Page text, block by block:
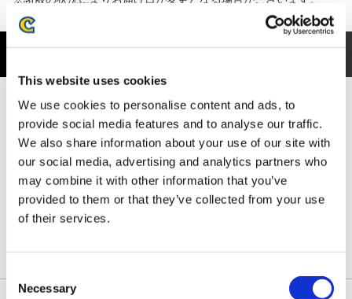
This website uses cookies
We use cookies to personalise content and ads, to
provide social media features and to analyse our traffic.
We also share information about your use of our site with
our social media, advertising and analytics partners who
may combine it with other information that you’ve
provided to them or that they’ve collected from your use
of their services.
Selection
Necessary
フロントには、モンスターからお肉を抱えて逃げるアイルーたち
の姿を、かわいらしくユーモラスにデザイン。
思わずクスッとするような、ハンターの世界の日常を切り取った
ワンシーンが魅力です。
さらに背ネック下には、ハンターの拠点となる簡易キャンプをさ
りげなく配置。
前後で物語性を感じられる、ファンにはたまらないデザインに仕
上がっています。